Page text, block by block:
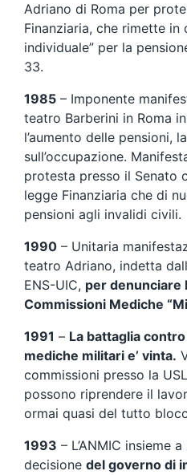
Adriano di Roma per
Finanziaria, che rimette in
individuale” per la
33.
1985 – Imponente
teatro Barberini in Roma
l’aumento delle pensioni,
sull’occupazione.
protesta presso il Senato
legge Finanziaria che di
pensioni agli invalidi civili.
1990 – Unitaria
teatro Adriano, indetta
ENS-UIC, per denunciare
Commissioni Mediche
1991 – La battaglia
mediche militari e’ vinta.
commissioni presso la
possono riprendere il
ormai quasi del tutto
1993 – L’ANMIC insieme
decisione del governo di